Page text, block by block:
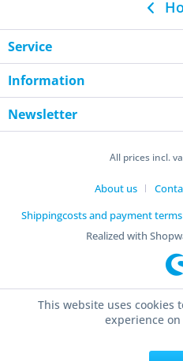
Service
Information
Newsletter
All prices incl.
About us
Shippingcosts and payment terms
Realized with
This website uses cookies
experience